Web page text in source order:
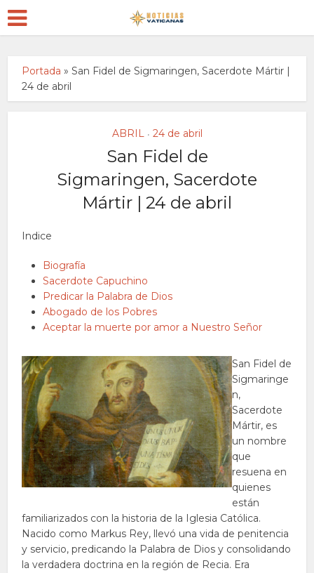
Portada »San Fidel de Sigmaringen, Sacerdote Mártir |
24 de abril
ABRIL • 24 de abril
San Fidel de
Sigmaringen, Sacerdote
Mártir | 24 de abril
Indice
Biografía
Sacerdote Capuchino
Predicar la Palabra de Dios
Abogado de los Pobres
Aceptar la muerte por amor a Nuestro Señor
San Fidel de
Sigmaringe
n,
Sacerdote
Mártir, es
un nombre
que
resuena en
quienes
están
familiarizados con la historia de la Iglesia Católica.
Nacido como Markus Rey, llevó una vida de penitencia
y servicio, predicando la Palabra de Dios y consolidando
la verdadera doctrina en la región de Recia. Era